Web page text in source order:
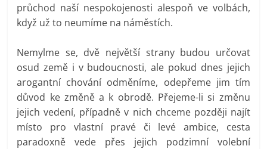
průchod naší nespokojenosti alespoň ve volbách,
když už to neumíme na náměstích.
Nemylme se, dvě největší strany budou určovat
osud země i v budoucnosti, ale pokud dnes jejich
arogantní chování odměníme, odepřeme jim tím
důvod ke změně a k obrodě. Přejeme-li si změnu
jejich vedení, případně v nich chceme později najít
místo pro vlastní pravé či levé ambice, cesta
paradoxně vede přes jejich podzimní volební